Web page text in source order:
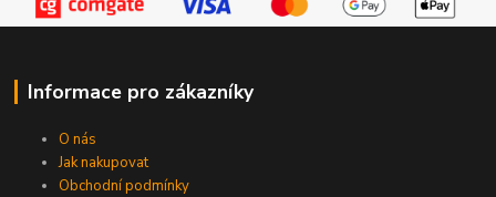
Informace pro zákazníky
O nás
Jak nakupovat
Obchodní podmínky